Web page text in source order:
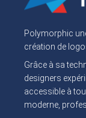
Polymorphic
création de
Grâce à sa
designers
accessible à
moderne,